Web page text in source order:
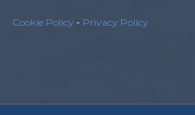
Cookie Policy - Privacy Policy